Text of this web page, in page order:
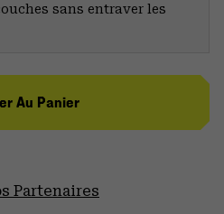
sans entraver les
Au Panier
Partenaires